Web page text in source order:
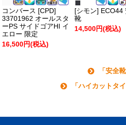
コンバース [CPD]
33701962 オールスタ
ーPS サイドゴアHI イ
エロー 限定
16,500円(税込)
[シモン] ECO44
靴
14,500円(税込)
「安全
「ハイカットタ